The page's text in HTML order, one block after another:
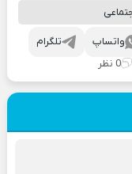
تلگرام واتساپ
0 نظر